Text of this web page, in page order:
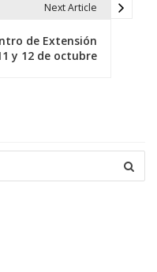
Next Article
de Extensión
y 12 de octubre